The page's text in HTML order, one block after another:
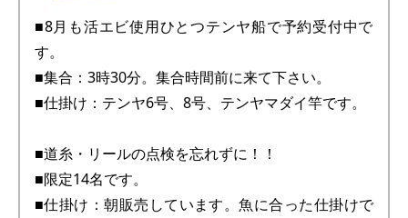
■8月も活エビ使用ひとつテンヤ船で予約受付中で
す。
■集合：3時30分。集合時間前に来て下さい。
■仕掛け：テンヤ6号、8号、テンヤマダイ竿です。
■道糸・リールの点検を忘れずに！！
■限定14名です。
■仕掛け：朝販売しています。魚に合った仕掛けで